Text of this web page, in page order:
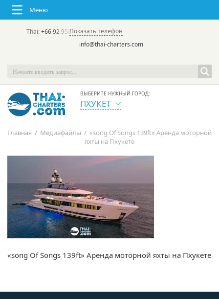
Меню
Thai:+66 92 958 8644(rus/eng) | в России:
Показать телефон
info@thai-charters.com
ВЫБЕРИТЕ НУЖНЫЙ ГОРОД:
ПХУКЕТ
Главная / Медиафайлы / «song Of Songs 139ft» Аренда моторной
яхты на Пхукете
«song Of Songs 139ft» Аренда моторной яхты на Пхукете